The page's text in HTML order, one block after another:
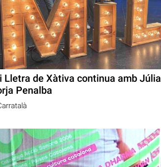
Lletra de Xàtiva continua amb Júlia
Penalba